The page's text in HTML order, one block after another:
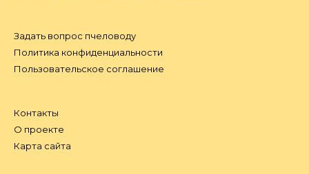
Задать вопрос пчеловоду
Политика конфиденциальности
Пользовательское соглашение
Контакты
О проекте
Карта сайта